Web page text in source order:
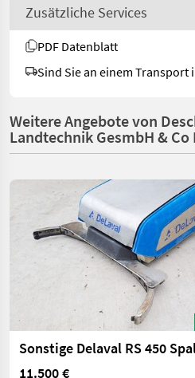
Zusätzliche Services
PDF Datenblatt
Sind Sie an einem Transport
Weitere Angebote von
Landtechnik GesmbH & Co
11.500 €